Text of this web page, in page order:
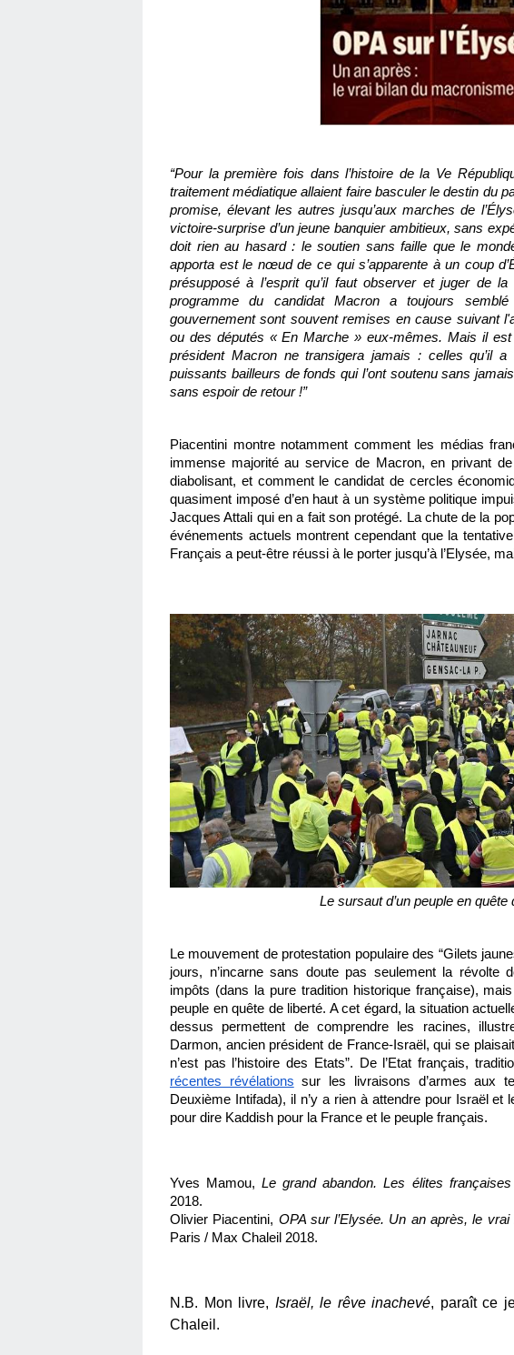
“Pour la première fois dans l’histoire de la Ve
traitement médiatique allaient faire basculer le destin du
promise, élevant les autres jusqu’aux marches de
victoire-surprise d’un jeune banquier ambitieux, sans
doit rien au hasard : le soutien sans faille que le
apporta est le nœud de ce qui s’apparente à un coup
présupposé à l’esprit qu’il faut observer et juger de la
programme du candidat Macron a toujours
gouvernement sont souvent remises en cause suivant
ou des députés « En Marche » eux-mêmes. Mais il
président Macron ne transigera jamais : celles qu’il
puissants bailleurs de fonds qui l’ont soutenu sans
sans espoir de retour !”
Piacentini montre notamment comment les médias
immense majorité au service de Macron, en privant
diabolisant, et comment le candidat de cercles
quasiment imposé d’en haut à un système politique
Jacques Attali qui en a fait son protégé. La chute de la
événements actuels montrent cependant que la
Français a peut-être réussi à le porter jusqu’à l’Elysée,
Le sursaut d’un peuple en quête
Le mouvement de protestation populaire des “Gilets
jours, n’incarne sans doute pas seulement la révolte
impôts (dans la pure tradition historique française),
peuple en quête de liberté. A cet égard, la situation
dessus permettent de comprendre les racines,
Darmon, ancien président de France-Israël, qui se
n’est pas l’histoire des Etats”. De l’Etat français,
récentes révélations sur les livraisons d’armes aux
Deuxième Intifada), il n’y a rien à attendre pour Israël
pour dire Kaddish pour la France et le peuple français.
Yves Mamou, Le grand abandon. Les élites françaises
2018.
Olivier Piacentini, OPA sur l’Elysée. Un an après, le
Paris / Max Chaleil 2018.
N.B. Mon livre, Israël, le rêve inachevé, paraît ce
Chaleil.